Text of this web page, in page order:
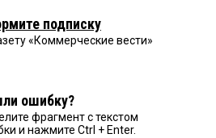
подписку
«Коммерческие вести»
ошибку?
фрагмент с текстом
и нажмите Ctrl + Enter.